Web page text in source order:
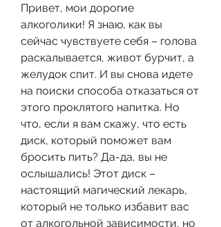
Привет, мои дорогие
алкоголики! Я знаю, как вы
сейчас чувствуете себя – голова
раскалывается, живот бурчит, а
желудок спит. И вы снова идете
на поиски способа отказаться от
этого проклятого напитка. Но
что, если я вам скажу, что есть
диск, который поможет вам
бросить пить? Да-да, вы не
ослышались! Этот диск –
настоящий магический лекарь,
который не только избавит вас
от алкогольной зависимости, но